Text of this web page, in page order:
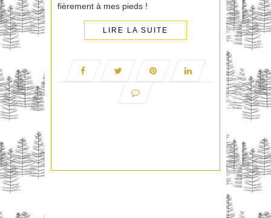
fièrement à mes pieds !
LIRE LA SUITE